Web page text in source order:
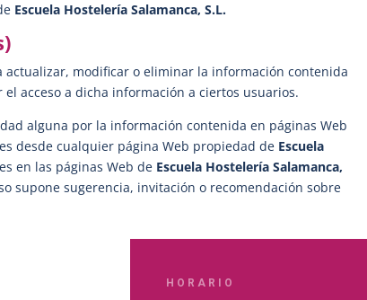
Escuela Hostelería Salamanca, S.L.
actualizar, modificar o eliminar la información contenida
acceso a dicha información a ciertos usuarios.
alguna por la información contenida en páginas Web
desde cualquier página Web propiedad de Escuela
en las páginas Web de Escuela Hostelería Salamanca,
supone sugerencia, invitación o recomendación sobre
HORARIO